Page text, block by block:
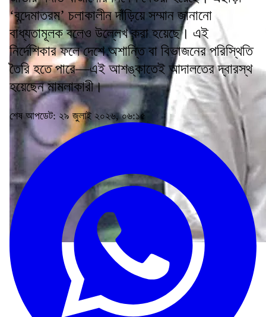
‘বন্দেমাতরম’ চলাকালীন দাঁড়িয়ে সম্মান জানানো
বাধ্যতামূলক বলেও উল্লেখ করা হয়েছে। এই
নির্দেশিকার ফলে দেশে অশান্তি বা বিভাজনের পরিস্থিতি
তৈরি হতে পারে—এই আশঙ্কাতেই আদালতের দ্বারস্থ
হয়েছেন মামলাকারী।
শেষ আপডেট: ২৯ জুলাই ২০২৬, ০৬:১৫